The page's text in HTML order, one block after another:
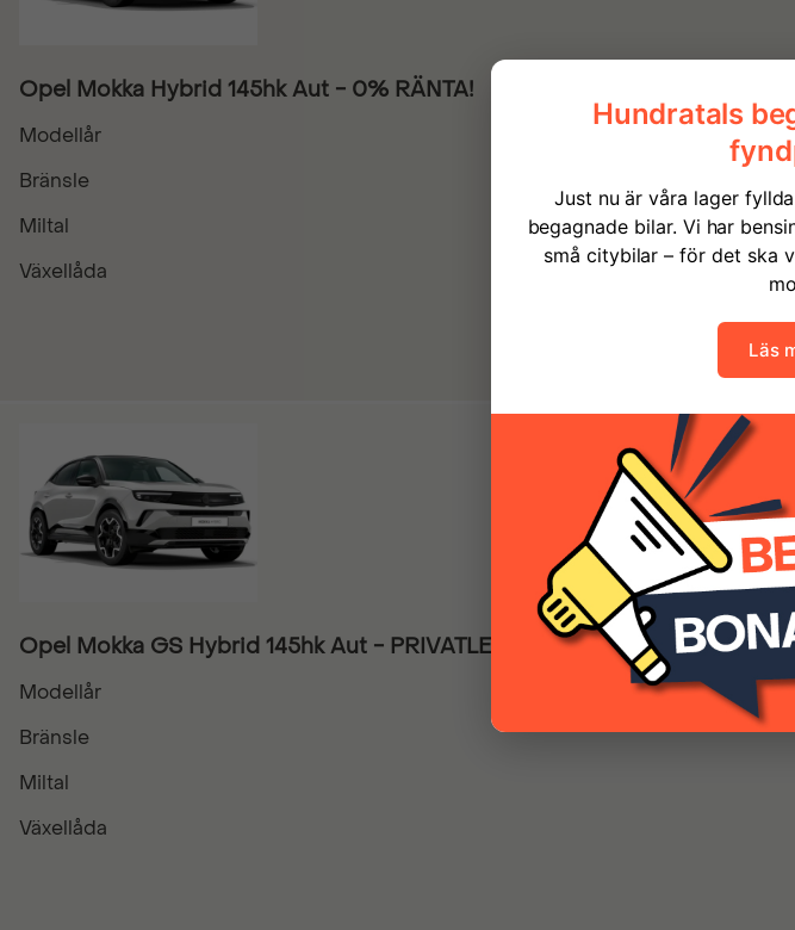
Opel Mokka Hybrid 145hk Aut - 0% RÄNTA!
Modellår
Bränsle
Miltal
Växellåda
Opel Mokka GS Hybrid 145hk Aut - PRIVATLEASING
Modellår
Bränsle
Miltal
Växellåda